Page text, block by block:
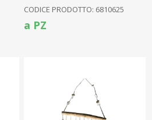
CODICE PRODOTTO: 6810625
a PZ